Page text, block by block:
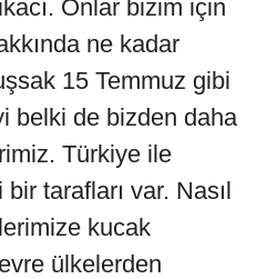
Onlar bizim için
ne kadar
15 Temmuz gibi
belki de bizden daha
Türkiye ile
tarafları var. Nasıl
kucak
ülkelerden